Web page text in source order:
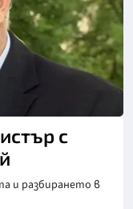
с
и разбирането в